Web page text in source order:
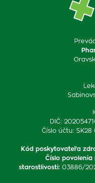
DIČ:
Číslo účtu:
Kód poskytovateľa
Číslo povolenia
starostlivosti: 03886/